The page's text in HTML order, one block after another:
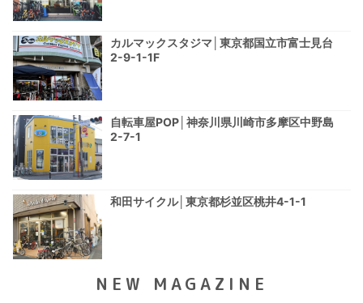
カルマックスタジマ│東京都国立市富士見台
2-9-1-1F
自転車屋POP│神奈川県川崎市多摩区中野島
2-7-1
和田サイクル│東京都杉並区桃井4-1-1
NEW MAGAZINE